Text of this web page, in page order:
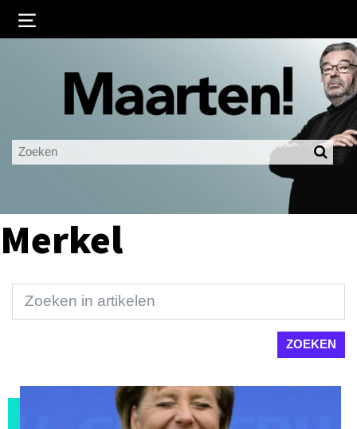
Ingelogd blijven
LOGIN
Merkel